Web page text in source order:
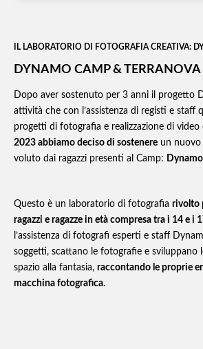
IL LABORATORIO DI FOTOGRAFIA CREATIVA:
DYNAMO CAMP & TERRANOVA
Dopo aver sostenuto per 3 anni il progetto
attività che con l’assistenza di registi e staff
progetti di fotografia e realizzazione di video
2023 abbiamo deciso di sostenere un
voluto dai ragazzi presenti al Camp:
Questo è un laboratorio di fotografia rivolto
ragazzi e ragazze in età compresa tra i 14 e i
l’assistenza di fotografi esperti e staff
soggetti, scattano le fotografie e sviluppano
spazio alla fantasia, raccontando le proprie
macchina fotografica.